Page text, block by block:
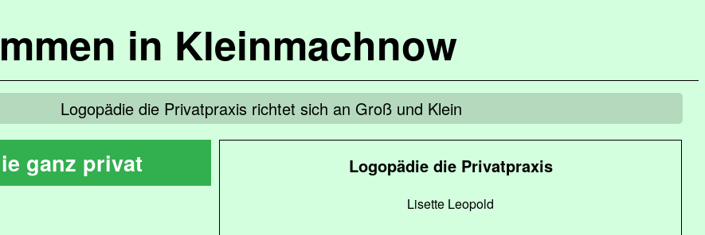
in Kleinmachnow
Logopädie die Privatpraxis richtet sich an Groß und Klein
Logopädie die Privatpraxis
Lisette Leopold
ganz privat